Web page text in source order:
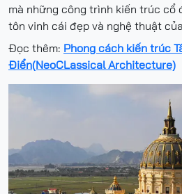
mà những công trình kiến trúc cổ
tôn vinh cái đẹp và nghệ thuật
Đọc thêm: Phong cách kiến trúc
Điển(NeoCLassical Architecture)